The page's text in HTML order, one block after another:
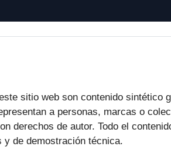
sitio web son contenido sintético
a personas, marcas o
derechos de autor. Todo el
de demostración técnica.